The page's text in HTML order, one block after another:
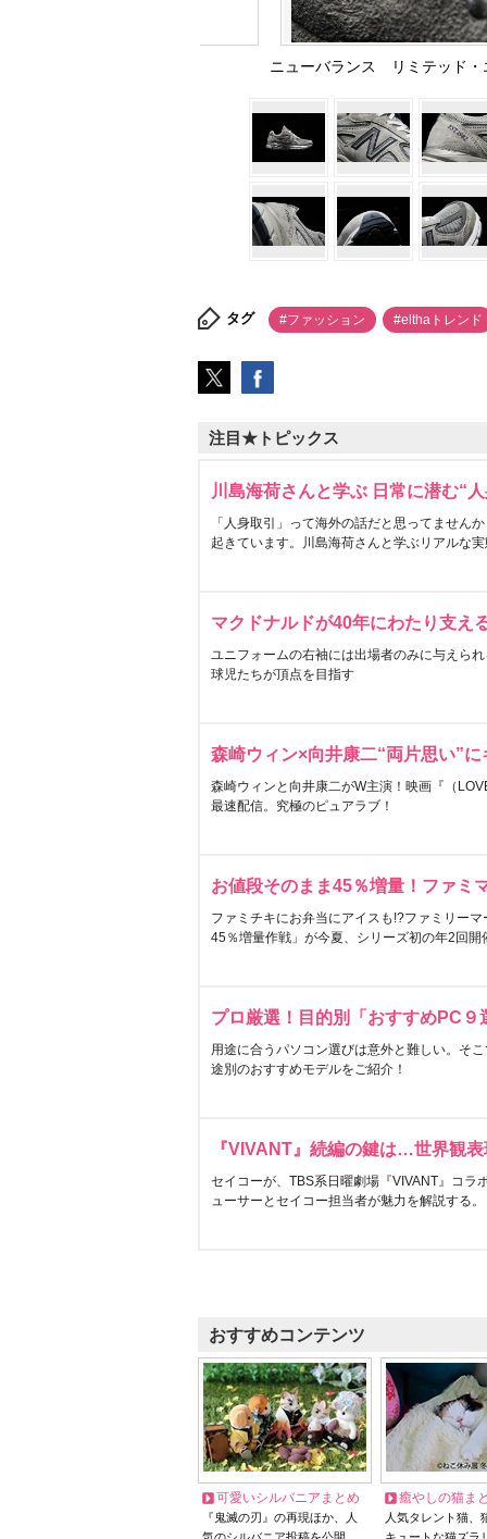
ニューバランス リミテッド・
タグ #ファッション #elthaトレンド
注目★トピックス
川島海荷さんと学ぶ 日常に潜む“
「人身取引」って海外の話だと思ってません
起きています。川島海荷さんと学ぶリアルな
マクドナルドが40年にわたり支え
ユニフォームの右袖には出場者のみに与えら
球児たちが頂点を目指す
森崎ウィン×向井康二“両片思い”
森崎ウィンと向井康二がW主演！映画『（
最速配信。究極のピュアラブ！
お値段そのまま45％増量！ファミ
ファミチキにお弁当にアイスも!?ファミリー
45％増量作戦」が今夏、シリーズ初の年2回開
プロ厳選！目的別「おすすめPC９
用途に合うパソコン選びは意外と難しい。そ
途別のおすすめモデルをご紹介！
『VIVANT』続編の鍵は…世界観
セイコーが、TBS系日曜劇場『VIVANT』コラ
ューサーとセイコー担当者が魅力を解説する。
おすすめコンテンツ
可愛いシルバニアまとめ
『鬼滅の刃』の再現ほか、人
癒やしの猫ま
人気タレント猫